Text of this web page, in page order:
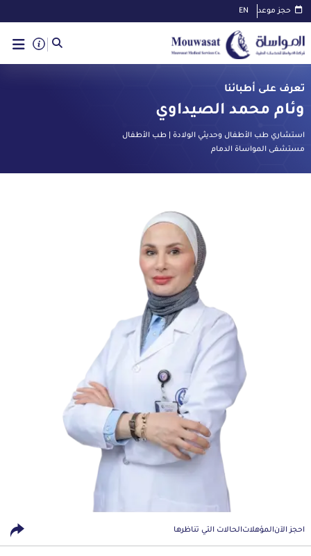
حجز موعد EN
تعرف على أطبائنا
وئام محمد الصيداوي
استشاري طب الأطفال وحديثي الولادة | طب الأطفال
مستشفى المواساة الدمام
احجز الآنالمؤهلاتالحالات التي تناظرها